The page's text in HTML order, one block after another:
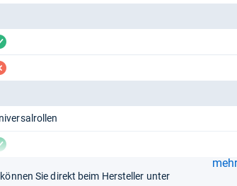
Sie direkt beim Hersteller unter